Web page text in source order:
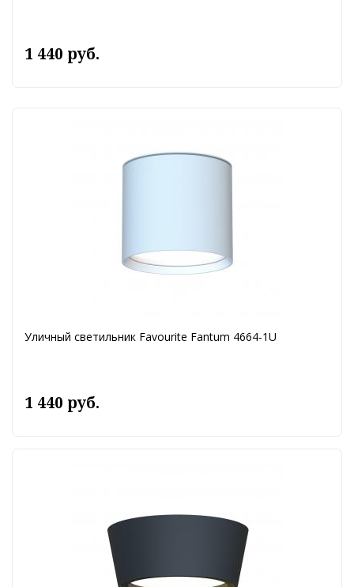
1 440 руб.
Уличный светильник Favourite Fantum 4664-1U
1 440 руб.